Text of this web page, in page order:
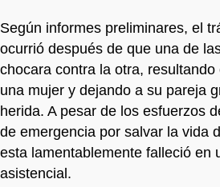
Según informes preliminares, el
ocurrió después de que una de
chocara contra la otra,
una mujer y dejando a su pareja
herida. A pesar de los esfuerzos
de emergencia por salvar la vida
esta lamentablemente falleció en
asistencial.